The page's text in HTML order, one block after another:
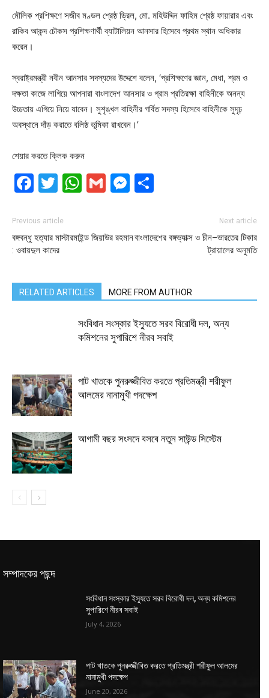
মৌলিক প্রশিক্ষণে সজীব মণ্ডল শ্রেষ্ঠ ড্রিল, মো. মহিউদ্দিন ফাহিম শ্রেষ্ঠ ফায়ারার এবং
রাকিব আকন্দ চৌকস প্রশিক্ষণার্থী ব্যাটালিয়ন আনসার হিসেবে প্রথম স্থান অধিকার
করেন।
স্বরাষ্ট্রমন্ত্রী নবীন আনসার সদস্যদের উদ্দেশে বলেন, ‘প্রশিক্ষণের জ্ঞান, মেধা, শ্রম ও
দক্ষতা কাজে লাগিয়ে আপনারা বাংলাদেশ আনসার ও গ্রাম প্রতিরক্ষা বাহিনীকে অনন্য
উচ্চতায় এগিয়ে নিয়ে যাবেন। সুশৃঙ্খল বাহিনীর গর্বিত সদস্য হিসেবে বাহিনীকে সুদৃঢ়
অবস্থানে দাঁড় করাতে বলিষ্ঠ ভূমিকা রাখবেন।’
শেয়ার করতে ক্লিক করুন
Facebook
Twitter
WhatsApp
GmailMessenger
Previous article
বঙ্গবন্ধু হত্যার মাস্টারমাইন্ড জিয়াউর রহমান
: ওবায়দুল কাদের
Next article
বাংলাদেশের বঙ্গভ্যাক্স ও চীন–ভারতের টিকার
ট্রায়ালের অনুমতি
RELATED ARTICLES MORE FROM AUTHOR
সংবিধান সংস্কার ইস্যুতে সরব বিরোধী দল, অন্য
কমিশনের সুপারিশে নীরব সবাই
পাট খাতকে পুনরুজ্জীবিত করতে প্রতিমন্ত্রী শরীফুল
আলমের নানামুখী পদক্ষেপ
আগামী বছর সংসদে বসবে নতুন সাউন্ড সিস্টেম
সম্পাদকের পছন্দ
সংবিধান সংস্কার ইস্যুতে সরব বিরোধী দল, অন্য কমিশনের
সুপারিশে নীরব সবাই
July 4, 2026
পাট খাতকে পুনরুজ্জীবিত করতে প্রতিমন্ত্রী শরীফুল আলমের
নানামুখী পদক্ষেপ
June 20, 2026